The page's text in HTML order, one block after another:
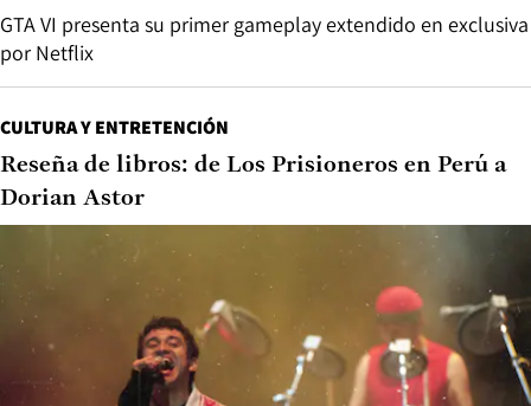
GTA VI presenta su primer gameplay extendido en exclusiva
por Netflix
CULTURA Y ENTRETENCIÓN
Reseña de libros: de Los Prisioneros en Perú a
Dorian Astor